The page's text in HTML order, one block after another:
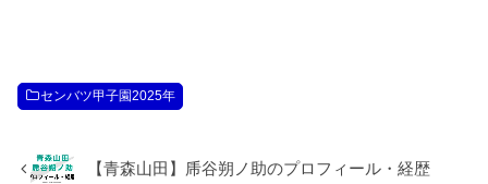
センバツ甲子園2025年
【青森山田】乕谷朔ノ助のプロフィール・経歴